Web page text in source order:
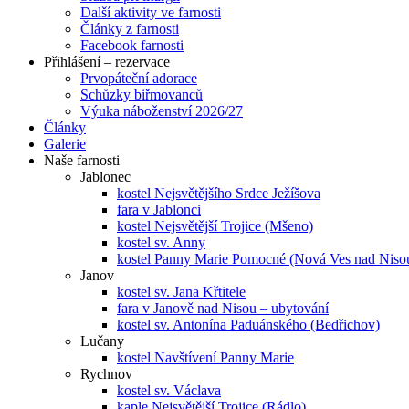
Další aktivity ve farnosti
Články z farnosti
Facebook farnosti
Přihlášení – rezervace
Prvopáteční adorace
Schůzky biřmovanců
Výuka náboženství 2026/27
Články
Galerie
Naše farnosti
Jablonec
kostel Nejsvětějšího Srdce Ježíšova
fara v Jablonci
kostel Nejsvětější Trojice (Mšeno)
kostel sv. Anny
kostel Panny Marie Pomocné (Nová Ves nad
Janov
kostel sv. Jana Křtitele
fara v Janově nad Nisou – ubytování
kostel sv. Antonína Paduánského (Bedřichov)
Lučany
kostel Navštívení Panny Marie
Rychnov
kostel sv. Václava